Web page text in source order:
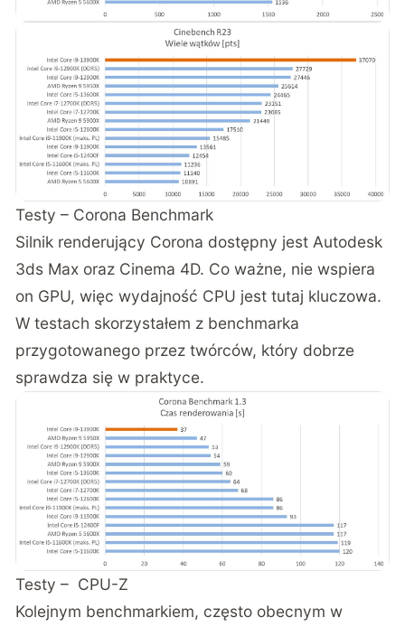
Testy – Corona Benchmark
Silnik renderujący Corona dostępny jest Autodesk
3ds Max oraz Cinema 4D. Co ważne, nie wspiera
on GPU, więc wydajność CPU jest tutaj kluczowa.
W testach skorzystałem z benchmarka
przygotowanego przez twórców, który dobrze
sprawdza się w praktyce.
Testy – CPU-Z
Kolejnym benchmarkiem, często obecnym w